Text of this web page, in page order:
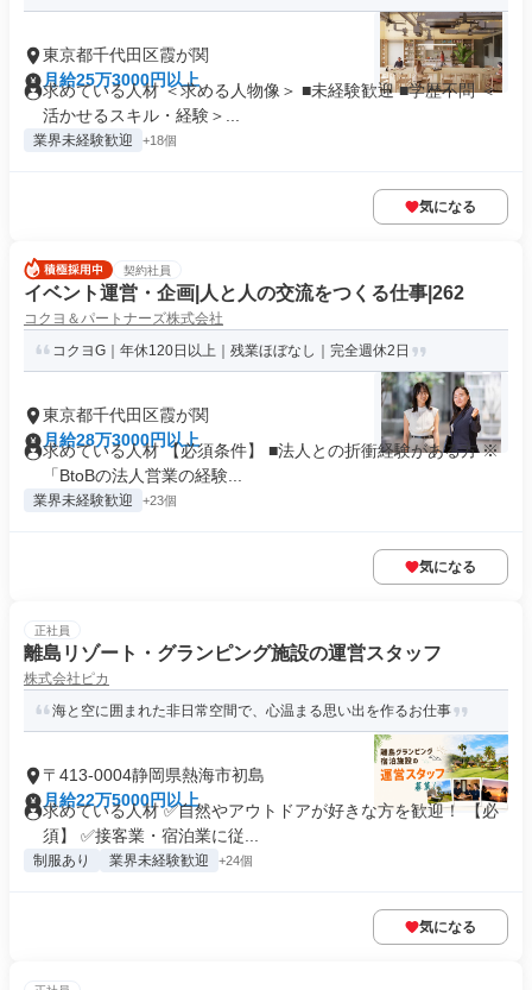
東京都千代田区霞が関
月給25万3000円以上
求めている人材 ＜求める人物像＞ ■未経験歓迎 ■学歴不問 ＜
活かせるスキル・経験＞...
業界未経験歓迎 +18個
気になる
契約社員
イベント運営・企画|人と人の交流をつくる仕事|262
コクヨ＆パートナーズ株式会社
コクヨG｜年休120日以上｜残業ほぼなし｜完全週休2日
東京都千代田区霞が関
月給28万3000円以上
求めている人材 【必須条件】 ■法人との折衝経験がある方 ※
「BtoBの法人営業の経験...
業界未経験歓迎 +23個
気になる
正社員
離島リゾート・グランピング施設の運営スタッフ
株式会社ピカ
海と空に囲まれた非日常空間で、心温まる思い出を作るお仕事
〒413-0004静岡県熱海市初島
月給22万5000円以上
求めている人材 ✅自然やアウトドアが好きな方を歓迎！ 【必
須】 ✅接客業・宿泊業に従...
制服あり 業界未経験歓迎 +24個
気になる